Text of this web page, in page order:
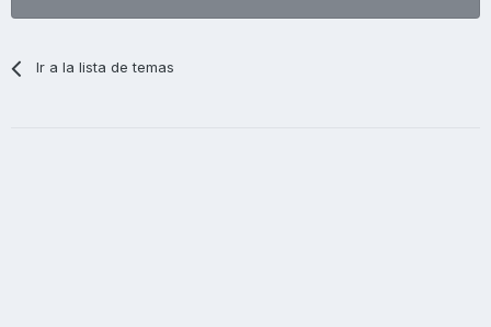
Ir a la lista de temas